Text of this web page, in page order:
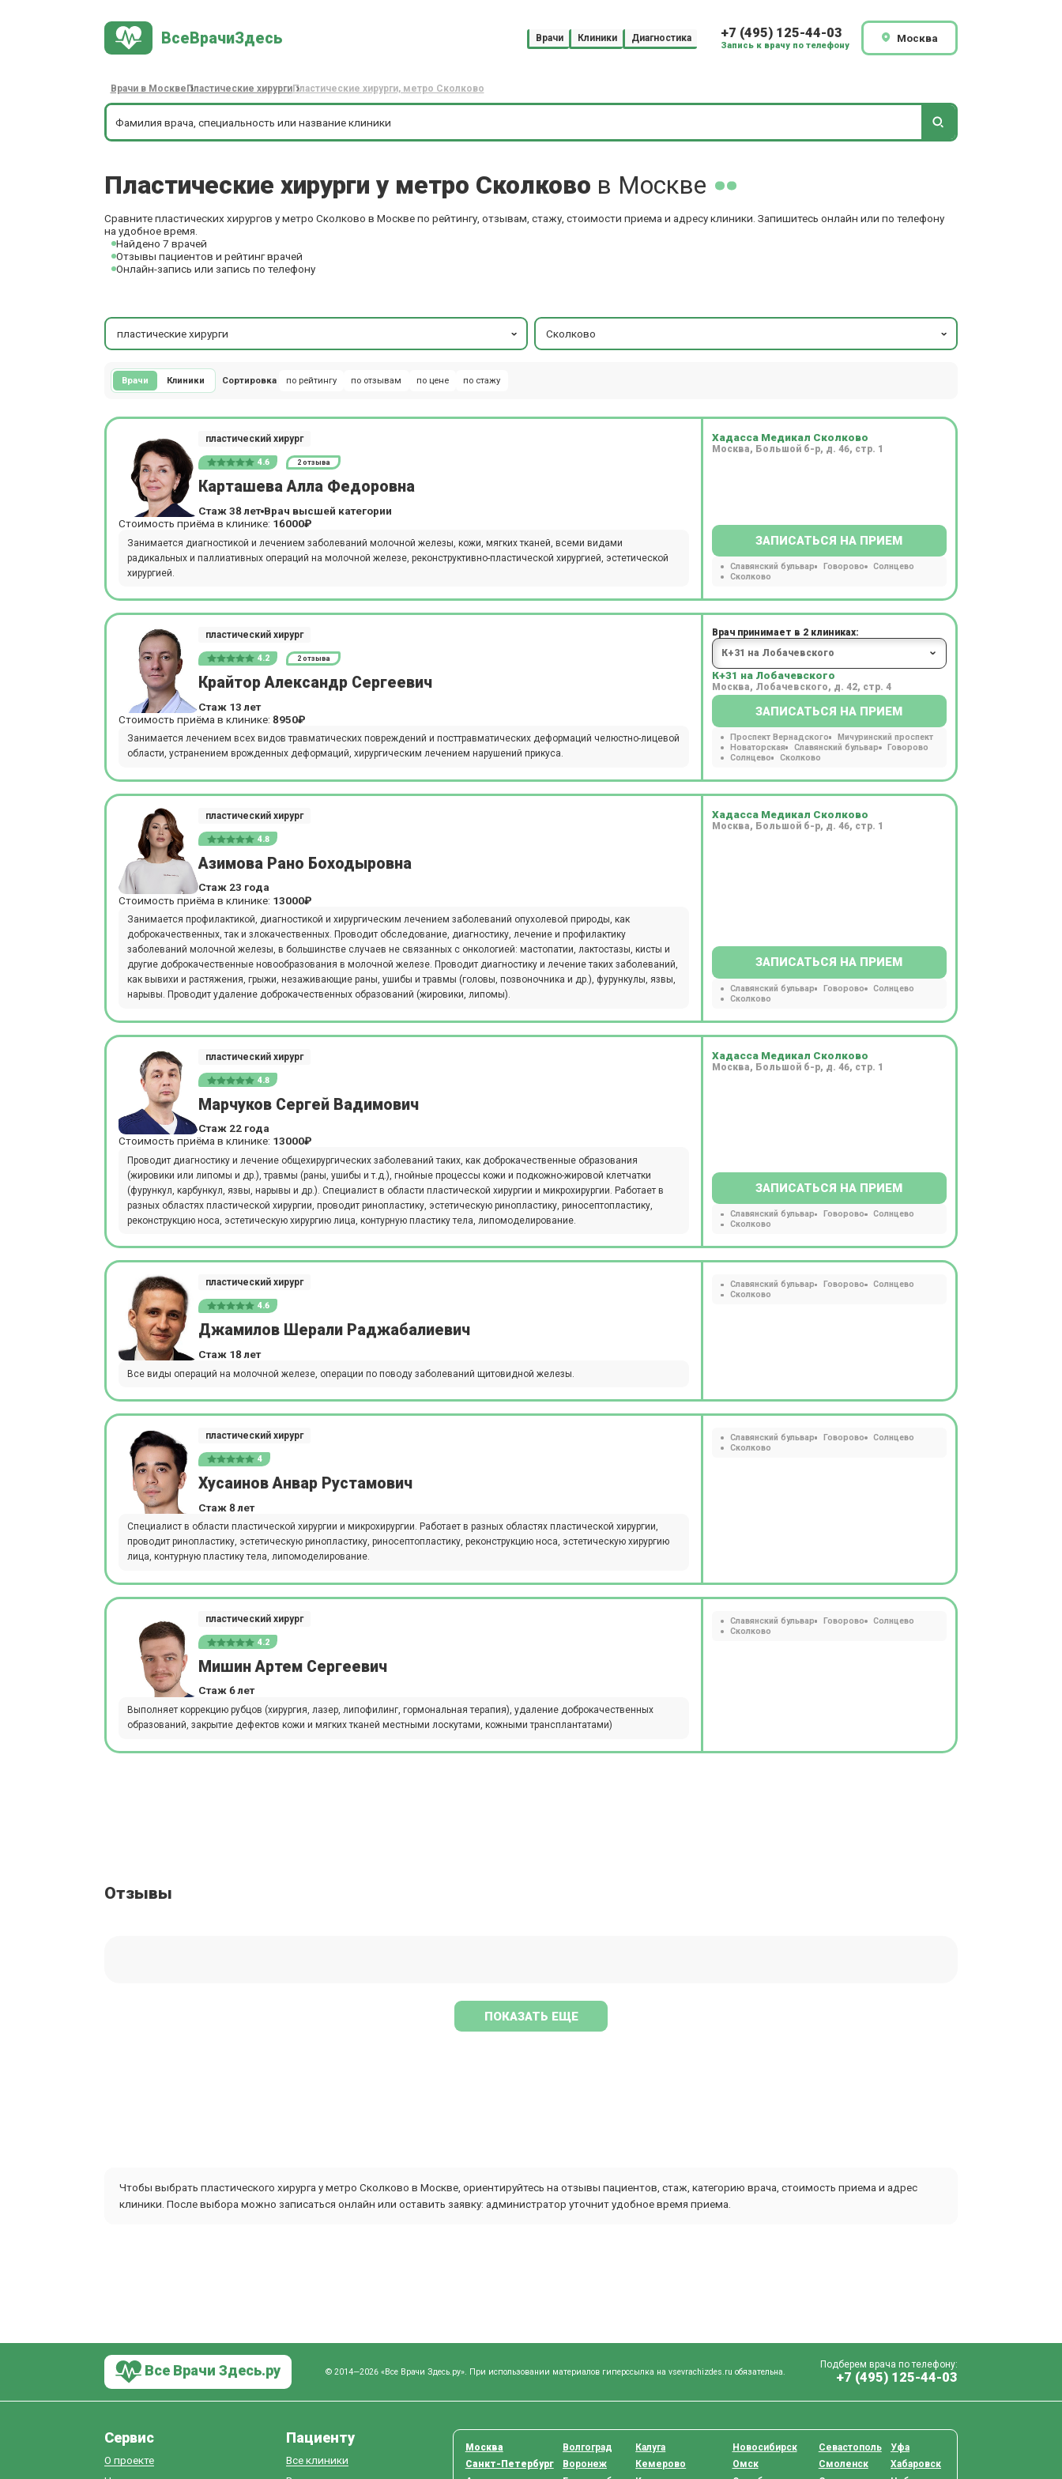
ВсеВрачиЗдесь Врачи Клиники Диагностика +7 (495) 125-44-03
Запись к врачу по телефону
Москва
Врачи в Москве Пластические хирургиПластические хирурги, метро Сколково
Пластические хирурги у метро Сколково в Москве
Сравните пластических хирургов у метро Сколково в Москве по рейтингу, отзывам, стажу, стоимости приема и адресу клиники. Запишитесь онлайн или по телефону
на удобное время.
Найдено 7 врачей
Отзывы пациентов и рейтинг врачей
Онлайн-запись или запись по телефону
пластические хирурги Сколково
Врачи Клиники Сортировка по рейтингу по отзывам по цене по стажу
пластический хирург
4.6 2 отзыва
Карташева Алла Федоровна
Стаж 38 лет Врач высшей категории
Стоимость приёма в клинике: 16000₽
Занимается диагностикой и лечением заболеваний молочной железы, кожи, мягких тканей, всеми видами
радикальных и паллиативных операций на молочной железе, реконструктивно-пластической хирургией, эстетической
хирургией.
Хадасса Медикал Сколково
Москва, Большой б-р, д. 46, стр. 1
ЗАПИСАТЬСЯ НА ПРИЕМ
Славянский бульвар Говорово
Солнцево
Сколково
пластический хирург
4.2 2 отзыва
Крайтор Александр Сергеевич
Стаж 13 лет
Стоимость приёма в клинике: 8950₽
Занимается лечением всех видов травматических повреждений и посттравматических деформаций челюстно-лицевой
области, устранением врожденных деформаций, хирургическим лечением нарушений прикуса.
Врач принимает в 2 клиниках:
К+31 на Лобачевского
Москва, Лобачевского, д. 42, стр. 4
ЗАПИСАТЬСЯ НА ПРИЕМ
Проспект Вернадского
Мичуринский проспект
Новаторская
Славянский бульвар
Говорово
Солнцево
Сколково
пластический хирург
4.8
Азимова Рано Боходыровна
Стаж 23 года
Стоимость приёма в клинике: 13000₽
Занимается профилактикой, диагностикой и хирургическим лечением заболеваний опухолевой природы, как
доброкачественных, так и злокачественных. Проводит обследование, диагностику, лечение и профилактику
заболеваний молочной железы, в большинстве случаев не связанных с онкологией: мастопатии, лактостазы, кисты и
другие доброкачественные новообразования в молочной железе. Проводит диагностику и лечение таких заболеваний,
как вывихи и растяжения, грыжи, незаживающие раны, ушибы и травмы (головы, позвоночника и др.), фурункулы, язвы,
нарывы. Проводит удаление доброкачественных образований (жировики, липомы).
Хадасса Медикал Сколково
Москва, Большой б-р, д. 46, стр. 1
ЗАПИСАТЬСЯ НА ПРИЕМ
Славянский бульвар Говорово
Солнцево
Сколково
пластический хирург
4.8
Марчуков Сергей Вадимович
Стаж 22 года
Стоимость приёма в клинике: 13000₽
Проводит диагностику и лечение общехирургических заболеваний таких, как доброкачественные образования
(жировики или липомы и др.), травмы (раны, ушибы и т.д.), гнойные процессы кожи и подкожно-жировой клетчатки
(фурункул, карбункул, язвы, нарывы и др.). Специалист в области пластической хирургии и микрохирургии. Работает в
разных областях пластической хирургии, проводит ринопластику, эстетическую ринопластику, риносептопластику,
реконструкцию носа, эстетическую хирургию лица, контурную пластику тела, липомоделирование.
Хадасса Медикал Сколково
Москва, Большой б-р, д. 46, стр. 1
ЗАПИСАТЬСЯ НА ПРИЕМ
Славянский бульвар Говорово
Солнцево
Сколково
пластический хирург
4.6
Джамилов Шерали Раджабалиевич
Стаж 18 лет
Все виды операций на молочной железе, операции по поводу заболеваний щитовидной железы.
Славянский бульвар Говорово
Солнцево
Сколково
пластический хирург
4
Хусаинов Анвар Рустамович
Стаж 8 лет
Специалист в области пластической хирургии и микрохирургии. Работает в разных областях пластической хирургии,
проводит ринопластику, эстетическую ринопластику, риносептопластику, реконструкцию носа, эстетическую хирургию
лица, контурную пластику тела, липомоделирование.
Славянский бульвар Говорово
Солнцево
Сколково
пластический хирург
4.2
Мишин Артем Сергеевич
Стаж 6 лет
Выполняет коррекцию рубцов (хирургия, лазер, липофилинг, гормональная терапия), удаление доброкачественных
образований, закрытие дефектов кожи и мягких тканей местными лоскутами, кожными трансплантатами)
Славянский бульвар Говорово
Солнцево
Сколково
Отзывы
ПОКАЗАТЬ ЕЩЕ
Чтобы выбрать пластического хирурга у метро Сколково в Москве, ориентируйтесь на отзывы пациентов, стаж, категорию врача, стоимость приема и адрес
клиники. После выбора можно записаться онлайн или оставить заявку: администратор уточнит удобное время приема.
Все Врачи Здесь.ру © 2014—2026 «Все Врачи Здесь.ру». При использовании материалов гиперссылка на vsevrachizdes.ru обязательна.
Подберем врача по телефону:
+7 (495) 125-44-03
Сервис
О проекте
Пациенту
Все клиники
Москва
Санкт-Петербург
Волгоград
Воронеж
Калуга
Кемерово
Новосибирск
Омск
Севастополь
Смоленск
Уфа
Хабаровск